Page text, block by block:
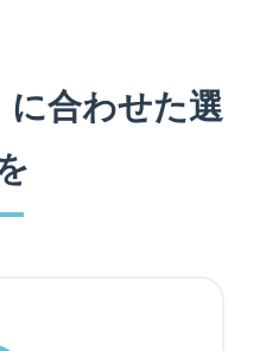
に合わせた選